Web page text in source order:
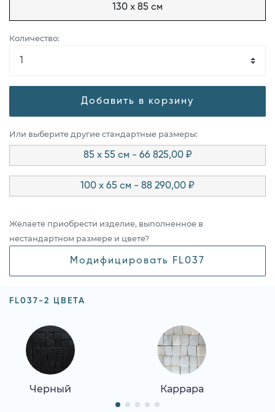
130 x 85 см
Количество:
Добавить в корзину
Или выберите другие стандартные размеры:
85 x 55 см - 66 825,00 ₽
100 x 65 см - 88 290,00 ₽
Желаете приобрести изделие, выполненное в
нестандартном размере и цвете?
Модифицировать FL037
FL037-2 ЦВЕТА
Черный Каррара